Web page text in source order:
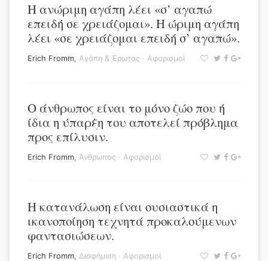
Η ανώριμη αγάπη λέει «σ’ αγαπώ
επειδή σε χρειάζομαι». Η ώριμη αγάπη
λέει «σε χρειάζομαι επειδή σ’ αγαπώ».
Erich Fromm, Αγάπη & Έρωτας · Αφορισμοί
Ο άνθρωπος είναι το μόνο ζώο που ή
ίδια η ύπαρξη του αποτελεί πρόβλημα
προς επίλυσιν.
Erich Fromm, Άνθρωπος · Αφορισμοί
Η κατανάλωση είναι ουσιαστικά η
ικανοποίηση τεχνητά προκαλούμενων
φαντασιώσεων.
Erich Fromm, Διαφήμιση · Αφορισμοί